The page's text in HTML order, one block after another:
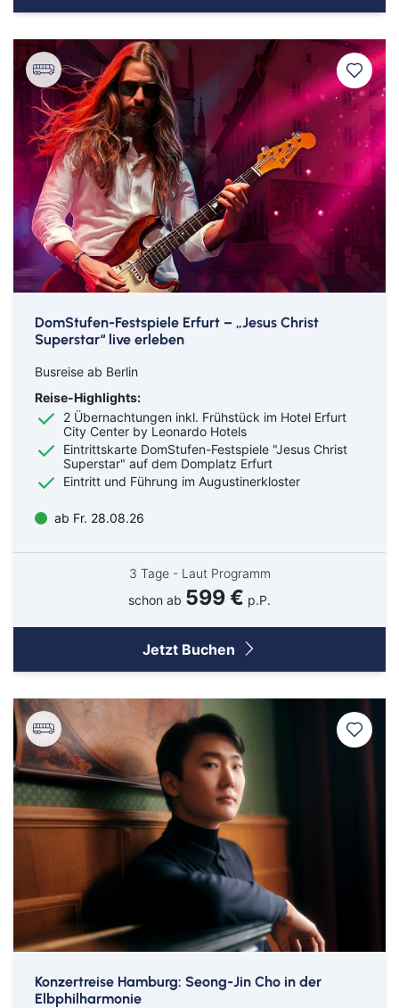
DomStufen-Festspiele Erfurt – „Jesus Christ
Superstar“ live erleben
Busreise ab Berlin
Reise-Highlights:
2 Übernachtungen inkl. Frühstück im Hotel Erfurt
City Center by Leonardo Hotels
Eintrittskarte DomStufen-Festspiele "Jesus Christ
Superstar" auf dem Domplatz Erfurt
Eintritt und Führung im Augustinerkloster
ab Fr. 28.08.26
3 Tage - Laut Programm
schon ab 599 € p.P.
Jetzt Buchen
Konzertreise Hamburg: Seong-Jin Cho in der
Elbphilharmonie